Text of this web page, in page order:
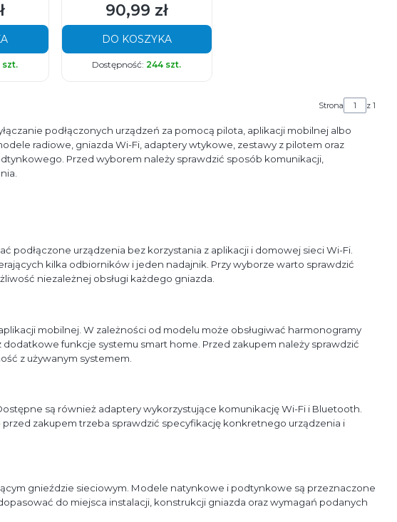
szt.
Cena
90,99 zł
DO KOSZYKA
Dostępność: 244 szt.
Strona z 1
podłączonych urządzeń za pomocą pilota, aplikacji mobilnej albo
radiowe, gniazda Wi-Fi, adaptery wtykowe, zestawy z pilotem oraz
Przed wyborem należy sprawdzić sposób komunikacji,
podłączone urządzenia bez korzystania z aplikacji i domowej sieci Wi-Fi.
kilka odbiorników i jeden nadajnik. Przy wyborze warto sprawdzić
niezależnej obsługi każdego gniazda.
mobilnej. W zależności od modelu może obsługiwać harmonogramy
dodatkowe funkcje systemu smart home. Przed zakupem należy sprawdzić
z używanym systemem.
są również adaptery wykorzystujące komunikację Wi-Fi i Bluetooth.
zakupem trzeba sprawdzić specyfikację konkretnego urządzenia i
gnieździe sieciowym. Modele natynkowe i podtynkowe są przeznaczone
do miejsca instalacji, konstrukcji gniazda oraz wymagań podanych